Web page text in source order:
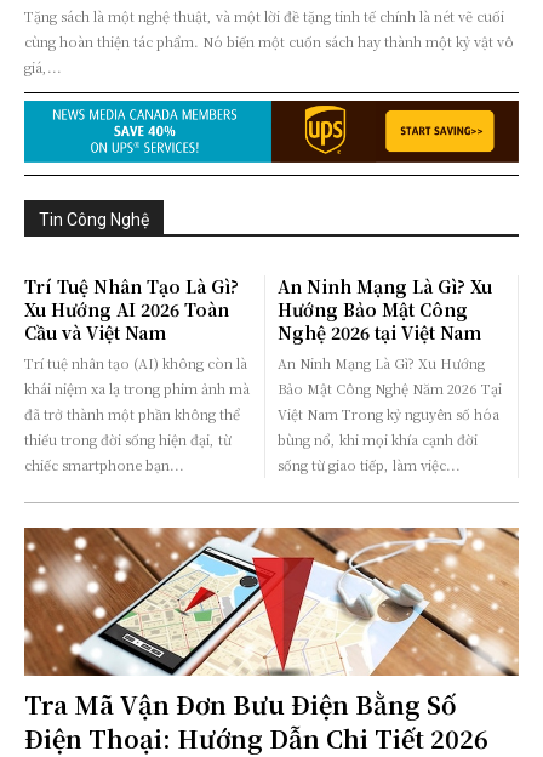
Tặng sách là một nghệ thuật, và một lời đề tặng tinh tế chính là nét vẽ cuối
cùng hoàn thiện tác phẩm. Nó biến một cuốn sách hay thành một kỷ vật vô
giá,...
Tin Công Nghệ
Trí Tuệ Nhân Tạo Là Gì?
Xu Hướng AI 2026 Toàn
Cầu và Việt Nam
Trí tuệ nhân tạo (AI) không còn là
khái niệm xa lạ trong phim ảnh mà
đã trở thành một phần không thể
thiếu trong đời sống hiện đại, từ
chiếc smartphone bạn...
An Ninh Mạng Là Gì? Xu
Hướng Bảo Mật Công
Nghệ 2026 tại Việt Nam
An Ninh Mạng Là Gì? Xu Hướng
Bảo Mật Công Nghệ Năm 2026 Tại
Việt Nam Trong kỷ nguyên số hóa
bùng nổ, khi mọi khía cạnh đời
sống từ giao tiếp, làm việc...
Tra Mã Vận Đơn Bưu Điện Bằng Số
Điện Thoại: Hướng Dẫn Chi Tiết 2026